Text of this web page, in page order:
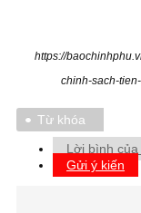
https://
chinh-sach-
Từ khóa
Lời bình của
Gửi ý kiến